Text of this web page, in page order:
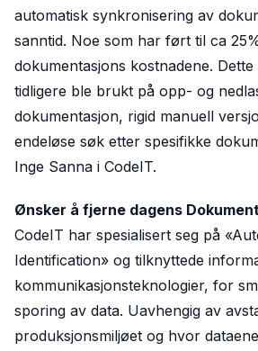
automatisk synkronisering av
sanntid. Noe som har ført til ca
dokumentasjons kostnadene.
tidligere ble brukt på opp- og
dokumentasjon, rigid manuell
endeløse søk etter spesifikke
Inge Sanna i CodeIT.
Ønsker å fjerne dagens
CodeIT har spesialisert seg på
Identification» og tilknyttede
kommunikasjonsteknologier, for
sporing av data. Uavhengig av
produksjonsmiljøet og hvor